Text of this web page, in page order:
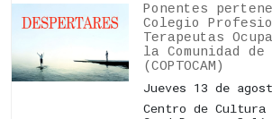
Ponentes
Colegio
Terapeutas
la Comunidad de
(COPTOCAM)
Jueves 13 de
Centro de Cultura